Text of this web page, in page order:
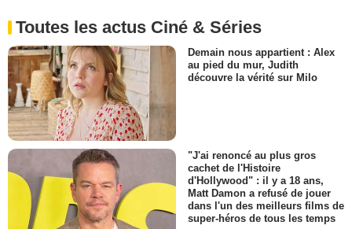
Toutes les actus Ciné & Séries
Demain nous appartient : Alex
au pied du mur, Judith
découvre la vérité sur Milo
"J'ai renoncé au plus gros
cachet de l'Histoire
d'Hollywood" : il y a 18 ans,
Matt Damon a refusé de jouer
dans l'un des meilleurs films de
super-héros de tous les temps